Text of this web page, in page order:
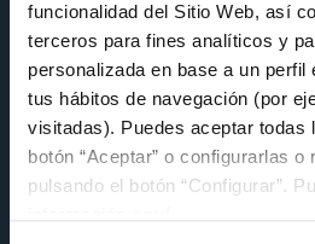
funcionalidad del Sitio Web, así
terceros para fines analíticos y
personalizada en base a un perfil
tus hábitos de navegación (por
visitadas). Puedes aceptar todas
botón “Aceptar” o configurarlas
pulsando el botón “Configurar”.
Educación ambiental y
mano en una nueva
Fundación Celta
Viernes 15 de Mayo a las 12:58